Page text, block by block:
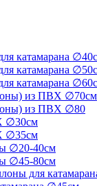
катамарана
катамарана
катамарана
из ПВХ ∅70см
из ПВХ ∅80
∅30см
∅35см
∅20-40см
∅45-80см
для